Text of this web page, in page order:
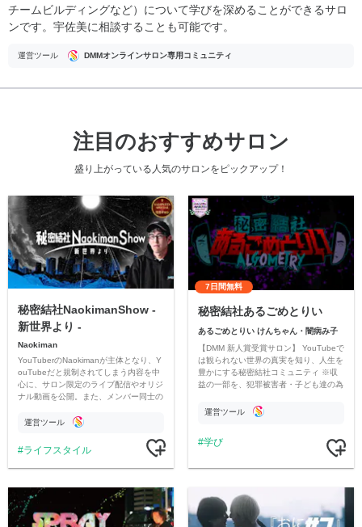
チームビルディングなど）について学びを深めることができるサロ
ンです。宇佐美に相談することも可能です。
運営ツール DMMオンラインサロン専用コミュニティ
注目のおすすめサロン
盛り上がっている人気のサロンをピックアップ！
秘密結社NaokimanShow -
新世界より -
Naokiman
YouTuberのNaokimanが主体となり、Y
ouTubeだと規制されてしまう内容を中
心に、サロン限定のライブ配信やオリジ
ナル動画を公開。また、メンバー同士の
ただいています。
運営ツール
ライフスタイル
7日間無料
秘密結社あるごめとりい
あるごめとりい けんちゃん・闇病み子
【DMM 新人賞受賞サロン】 YouTubeで
は観られない世界の真実を知り、人生を
豊かにする秘密結社コミュニティ ※収
益の一部を、犯罪被害者・子ども達の為
す運営ツール
学び